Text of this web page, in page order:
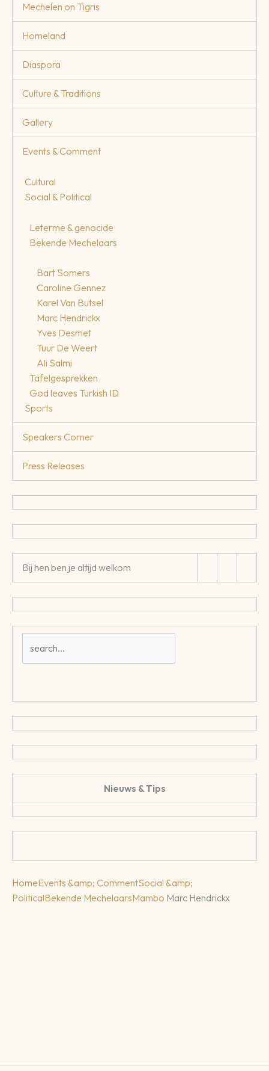
Mechelen on Tigris
Homeland
Diaspora
Culture & Traditions
Gallery
Events & Comment
Cultural
Social & Political
Leterme & genocide
Bekende Mechelaars
Bart Somers
Caroline Gennez
Karel Van Butsel
Marc Hendrickx
Yves Desmet
Tuur De Weert
Ali Salmi
Tafelgesprekken
God leaves Turkish ID
Sports
Speakers Corner
Press Releases
Bij hen ben je altijd welkom
Nieuws & Tips
HomeEvents &amp; CommentSocial &amp;
PoliticalBekende MechelaarsMambo Marc Hendrickx